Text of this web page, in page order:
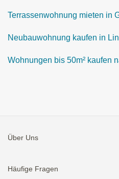
Terrassenwohnung mieten in
Neubauwohnung kaufen in
Wohnungen bis 50m² kaufen
Über Uns
Häufige Fragen